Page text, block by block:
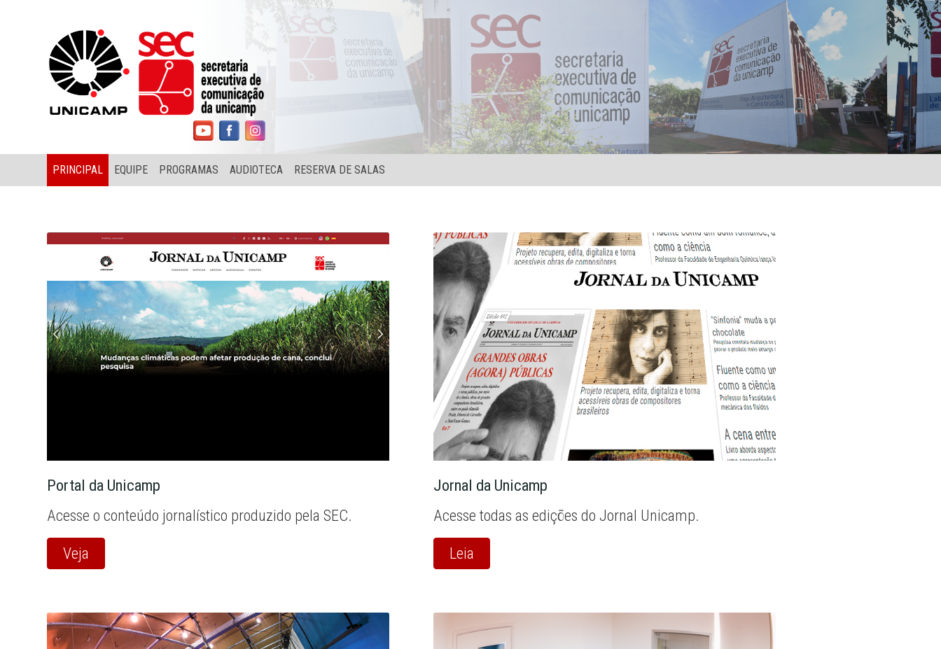
PRINCIPAL EQUIPE PROGRAMAS AUDIOTECA RESERVA DE SALAS
Portal da Unicamp
Acesse o conteúdo jornalístico produzido pela SEC.
Veja
Jornal da Unicamp
Acesse todas as edições do Jornal Unicamp.
Leia